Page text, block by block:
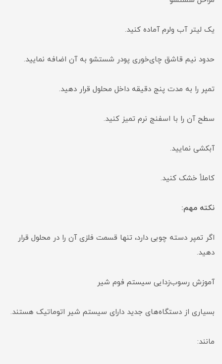
یک لیتر آب ولرم آماده کنید.
حدود نیم قاشق چای‌خوری پودر شستشو به آن اضافه نمایید.
تمپر را به مدت پنج دقیقه داخل محلول قرار دهید.
سطح آن را با اسفنج نرم تمیز کنید.
آبکشی نمایید.
کاملاً خشک کنید.
نکته مهم:
اگر تمپر دسته چوبی دارد، تنها قسمت فلزی آن را در محلول قرار
دهید.
آموزش رسوب‌زدایی سیستم فوم شیر
بسیاری از دستگاه‌های جدید دارای سیستم شیر اتوماتیک هستند.
مانند: